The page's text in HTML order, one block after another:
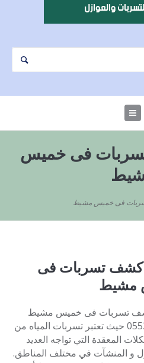
فى خميس
فى خميس مشيط
تسربات فى
مشيط
تسربات فى خميس مشيط
0553445129 حيث تعتبر تسربات المياه من
المعقدة التي تواجه العديد
و المنشآت في مختلف المناطق.